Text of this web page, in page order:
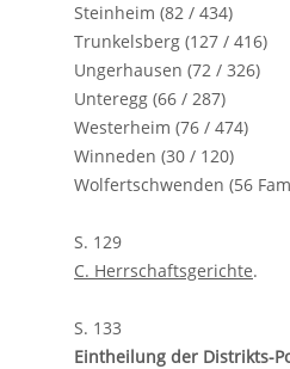
Steinheim (82 / 434)
Trunkelsberg (127 / 416)
Ungerhausen (72 / 326)
Unteregg (66 / 287)
Westerheim (76 / 474)
Winneden (30 / 120)
Wolfertschwenden (56
S. 129
C. Herrschaftsgerichte.
S. 133
Eintheilung der Distrikts-